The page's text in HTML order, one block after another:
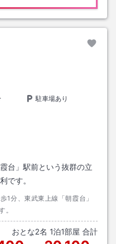
駐車場あり
台」駅前という抜群の立
です。
1分、東武東上線「朝霞台」
。
おとな2名 1泊1部屋 合計